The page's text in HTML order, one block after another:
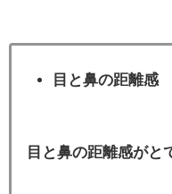
目と鼻の距離感
目と鼻の距離感がと